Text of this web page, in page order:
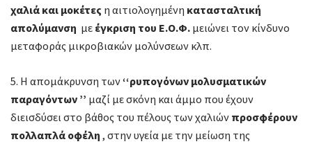
χαλιά και μοκέτες η αιτιολογημένη κατασταλτική
απολύμανση με έγκριση του Ε.Ο.Φ. μειώνει τον κίνδυνο
μεταφοράς μικροβιακών μολύνσεων κλπ.
5. Η απομάκρυνση των‘‘ρυπογόνων μολυσματικών
παραγόντων ’’ μαζί με σκόνη και άμμο που έχουν
διεισδύσει στο βάθος του πέλους των χαλιών προσφέρουν
πολλαπλά οφέλη , στην υγεία με την μείωση της